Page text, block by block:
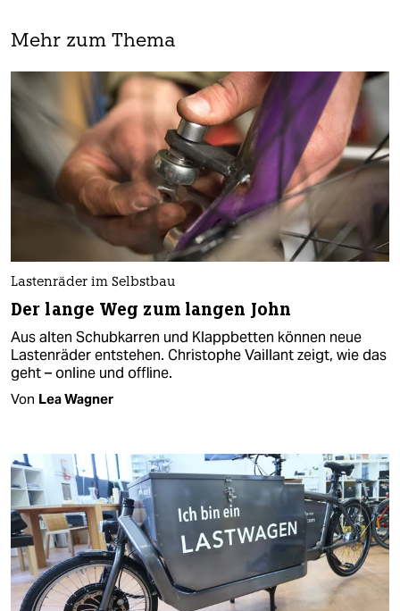
Mehr zum Thema
Lastenräder im Selbstbau
Der lange Weg zum langen John
Aus alten Schubkarren und Klappbetten können neue
Lastenräder entstehen. Christophe Vaillant zeigt, wie das
geht – online und offline.
Von Lea Wagner